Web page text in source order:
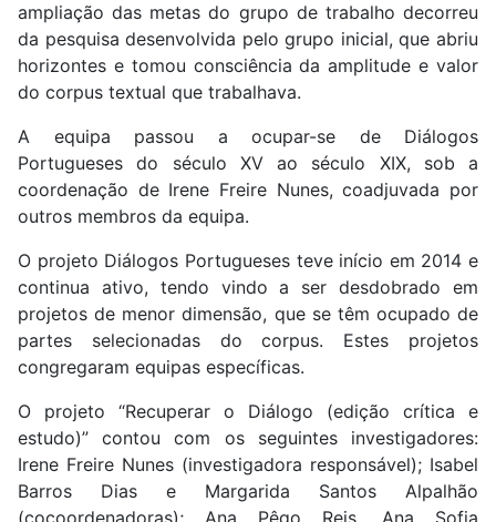
ampliação das metas do grupo de trabalho decorreu
da pesquisa desenvolvida pelo grupo inicial, que abriu
horizontes e tomou consciência da amplitude e valor
do corpus textual que trabalhava.
A equipa passou a ocupar-se de Diálogos
Portugueses do século XV ao século XIX, sob a
coordenação de Irene Freire Nunes, coadjuvada por
outros membros da equipa.
O projeto Diálogos Portugueses teve início em 2014 e
continua ativo, tendo vindo a ser desdobrado em
projetos de menor dimensão, que se têm ocupado de
partes selecionadas do corpus. Estes projetos
congregaram equipas específicas.
O projeto “Recuperar o Diálogo (edição crítica e
estudo)” contou com os seguintes investigadores:
Irene Freire Nunes (investigadora responsável); Isabel
Barros Dias e Margarida Santos Alpalhão
(cocoordenadoras); Ana Pêgo Reis, Ana Sofia